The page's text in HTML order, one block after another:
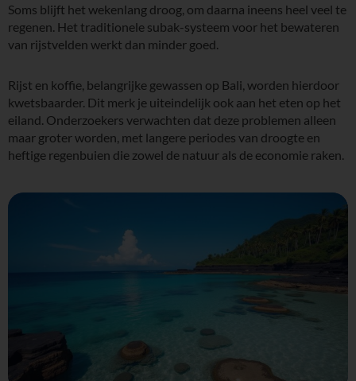
Soms blijft het wekenlang droog, om daarna ineens heel veel te
regenen. Het traditionele subak-systeem voor het bewateren
van rijstvelden werkt dan minder goed.
Rijst en koffie, belangrijke gewassen op Bali, worden hierdoor
kwetsbaarder. Dit merk je uiteindelijk ook aan het eten op het
eiland. Onderzoekers verwachten dat deze problemen alleen
maar groter worden, met langere periodes van droogte en
heftige regenbuien die zowel de natuur als de economie raken.